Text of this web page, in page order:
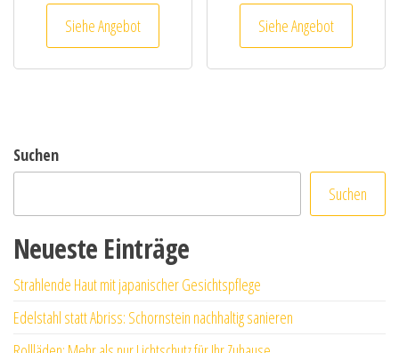
Siehe Angebot Siehe Angebot
Suchen
Suchen
Neueste Einträge
Strahlende Haut mit japanischer Gesichtspflege
Edelstahl statt Abriss: Schornstein nachhaltig sanieren